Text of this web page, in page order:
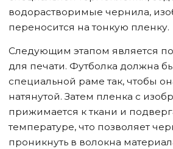
водорастворимые чернила,
переносится на тонкую пленку.
Следующим этапом является
для печати. Футболка должна
специальной раме так, чтобы
натянутой. Затем пленка с
прижимается к ткани и
температуре, что позволяет
проникнуть в волокна